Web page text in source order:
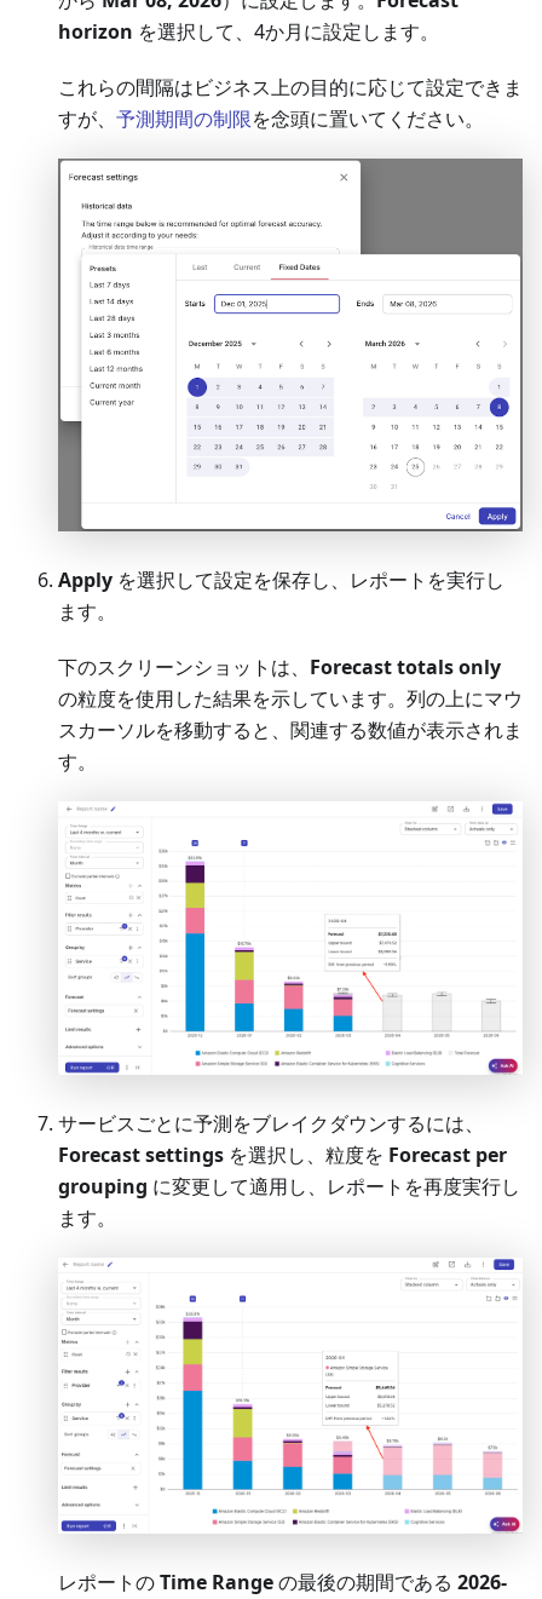
horizon を選択して、4か月に設定します。
これらの間隔はビジネス上の目的に応じて設定できま
すが、 予測期間の制限を念頭に置いてください。
Apply を選択して設定を保存し、レポートを実行し
ます。
下のスクリーンショットは、 Forecast totals only
の粒度を使用した結果を示しています。列の上にマウ
スカーソルを移動すると、関連する数値が表示されま
す。
サービスごとに予測をブレイクダウンするには、
Forecast settings を選択し、粒度を Forecast per
grouping に変更して適用し、レポートを再度実行し
ます。
レポートのTime Rangeの最後の期間である 2026-